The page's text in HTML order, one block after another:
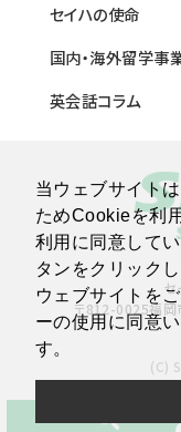
当ウェブサイト
ためCookieを利
利用に同意して
タンをクリック
ウェブサイトを
ーの使用に同意
す。
セイハの使命
国内・海外留学事
英会話コラム
セ
〒812-0025福岡
(C)